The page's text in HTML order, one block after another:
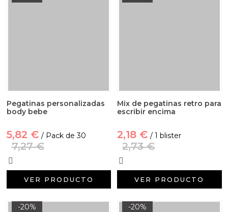
Pegatinas personalizadas
body bebe
5,82 € / Pack de 30
7,27 €
VER PRODUCTO
Mix de pegatinas retro para
escribir encima
2,18 € / 1 blister
2,73 €
VER PRODUCTO
-20% -20%